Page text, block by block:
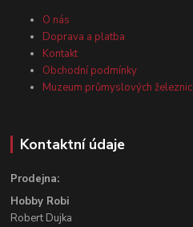
O nás
Doprava a platba
Kontakt
Obchodní podmínky
Muzeum průmyslových železnic
Kontaktní údaje
Prodejna:
Hobby Robi
Robert Dujka